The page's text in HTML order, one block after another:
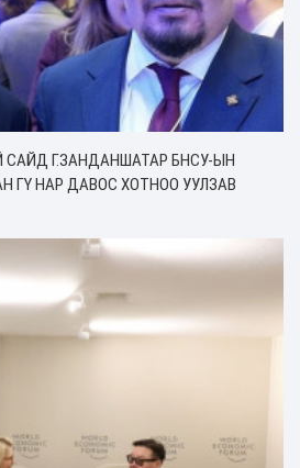
САЙД Г.ЗАНДАНШАТАР БНСУ-ЫН
ГҮ НАР ДАВОС ХОТНОО УУЛЗАВ